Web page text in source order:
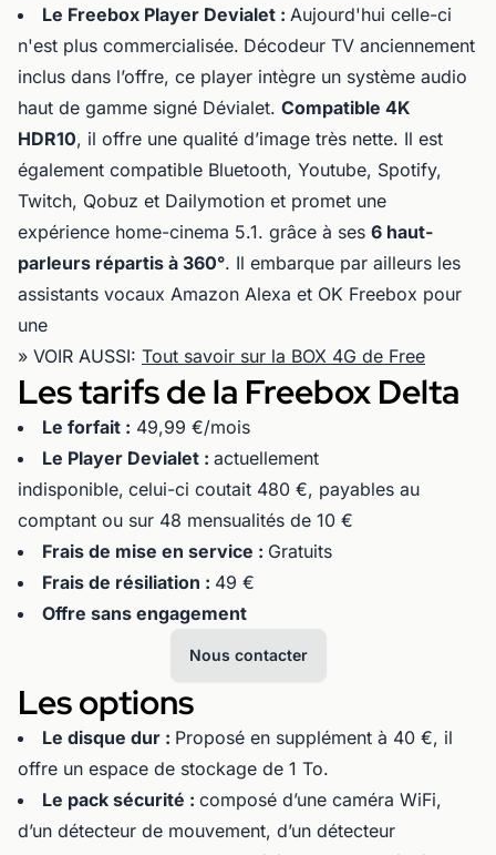
Le Freebox Player Devialet : Aujourd'hui celle-ci
n'est plus commercialisée. Décodeur TV anciennement
inclus dans l’offre, ce player intègre un système audio
haut de gamme signé Dévialet. Compatible 4K
HDR10, il offre une qualité d’image très nette. Il est
également compatible Bluetooth, Youtube, Spotify,
Twitch, Qobuz et Dailymotion et promet une
expérience home-cinema 5.1. grâce à ses 6 haut-
parleurs répartis à 360°. Il embarque par ailleurs les
assistants vocaux Amazon Alexa et OK Freebox pour
une
» VOIR AUSSI: Tout savoir sur la BOX 4G de Free
Les tarifs de la Freebox Delta
Le forfait : 49,99 €/mois
Le Player Devialet : actuellement
indisponible, celui-ci coutait 480 €, payables au
comptant ou sur 48 mensualités de 10 €
Frais de mise en service : Gratuits
Frais de résiliation : 49 €
Offre sans engagement
Nous contacter
Les options
Le disque dur : Proposé en supplément à 40 €, il
offre un espace de stockage de 1 To.
Le pack sécurité : composé d’une caméra WiFi,
d’un détecteur de mouvement, d’un détecteur